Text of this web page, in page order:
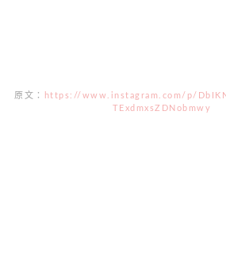
原文：
https://www.instagram.com/p/
TExdmxsZDNobmwy